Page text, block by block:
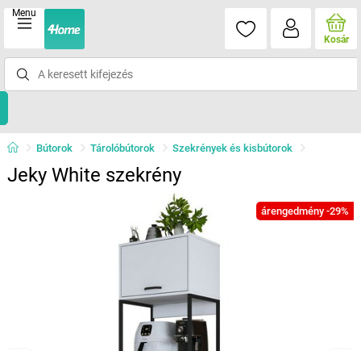
Menu
Kosár
Bútorok Tárolóbútorok Szekrények és kisbútorok
Jeky White szekrény
árengedmény -29%